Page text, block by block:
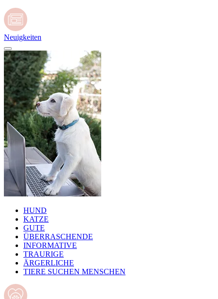
Neuigkeiten
HUND
KATZE
GUTE
ÜBERRASCHENDE
INFORMATIVE
TRAURIGE
ÄRGERLICHE
TIERE SUCHEN MENSCHEN